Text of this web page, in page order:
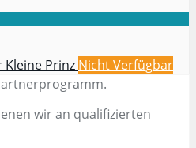
Prinz Nicht Verfügbar
wir an qualifizierten